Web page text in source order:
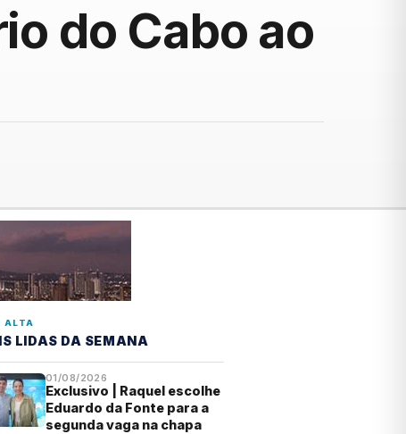
do Cabo ao
ALTA
LIDAS DA SEMANA
01/08/2026
Exclusivo | Raquel escolhe
Eduardo da Fonte para a
segunda vaga na chapa